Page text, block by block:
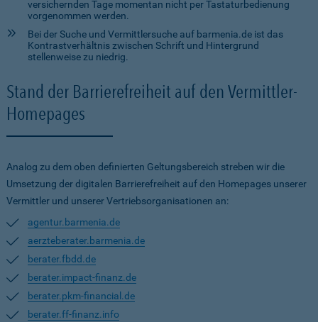
versichernden Tage momentan nicht per Tastaturbedienung
vorgenommen werden.
Bei der Suche und Vermittlersuche auf barmenia.de ist das
Kontrastverhältnis zwischen Schrift und Hintergrund
stellenweise zu niedrig.
Stand der Barrierefreiheit auf den Vermittler-
Homepages
Analog zu dem oben definierten Geltungsbereich streben wir die
Umsetzung der digitalen Barrierefreiheit auf den Homepages unserer
Vermittler und unserer Vertriebsorganisationen an:
agentur.barmenia.de
aerzteberater.barmenia.de
berater.fbdd.de
berater.impact-finanz.de
berater.pkm-financial.de
berater.ff-finanz.info